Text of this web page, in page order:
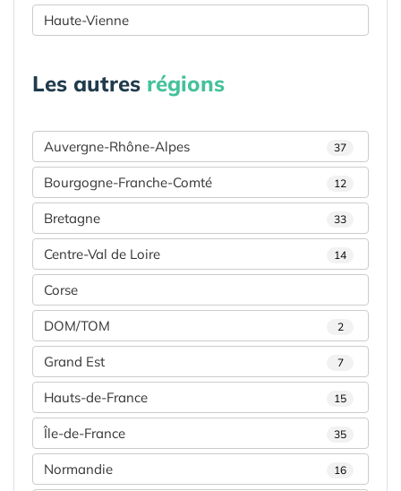
Haute-Vienne
Les autres régions
Auvergne-Rhône-Alpes 37
Bourgogne-Franche-Comté 12
Bretagne 33
Centre-Val de Loire 14
Corse
DOM/TOM 2
Grand Est 7
Hauts-de-France 15
Île-de-France 35
Normandie 16